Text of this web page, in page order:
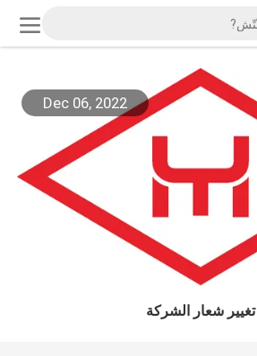
Dec 06, 2022
تغيير شعار الشركة